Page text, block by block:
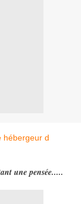
une pensée.....